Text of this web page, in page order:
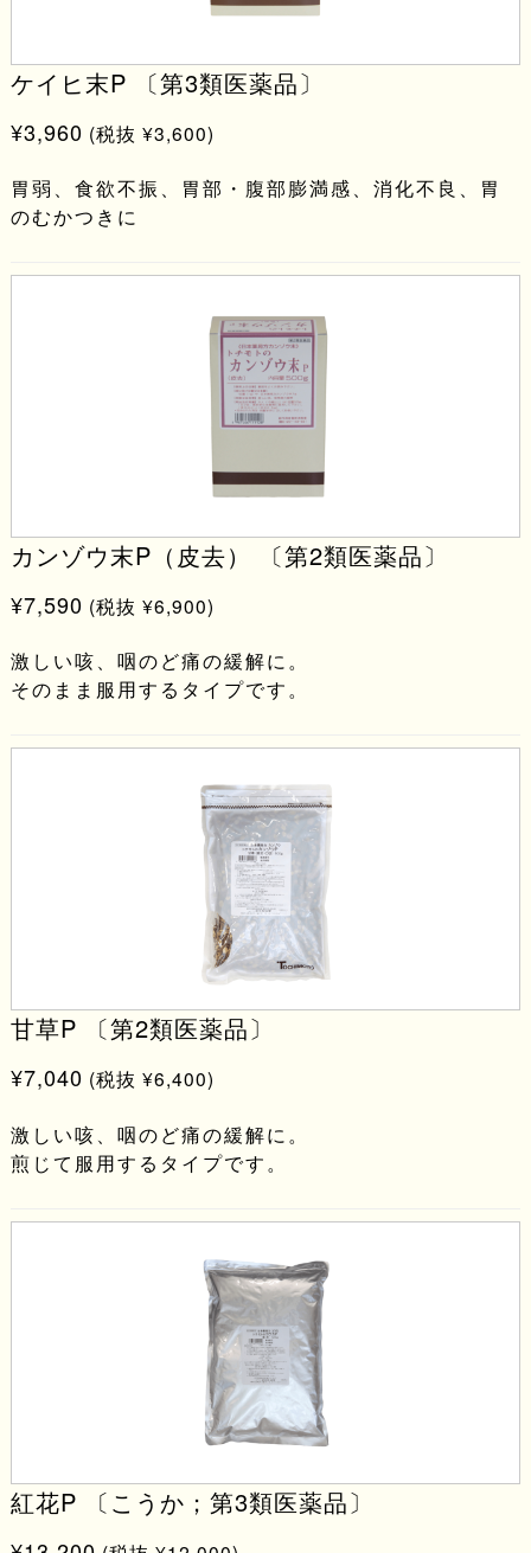
ケイヒ末P 〔第3類医薬品〕
¥3,960 (税抜 ¥3,600)
胃弱、食欲不振、胃部・腹部膨満感、消化不良、胃
のむかつきに
カンゾウ末P（皮去） 〔第2類医薬品〕
¥7,590 (税抜 ¥6,900)
激しい咳、咽のど痛の緩解に。
そのまま服用するタイプです。
甘草P 〔第2類医薬品〕
¥7,040 (税抜 ¥6,400)
激しい咳、咽のど痛の緩解に。
煎じて服用するタイプです。
紅花P 〔こうか；第3類医薬品〕